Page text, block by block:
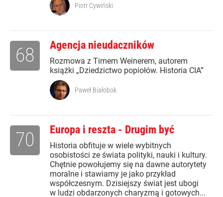
Piotr Cywiński
Agencja nieudaczników
Rozmowa z Timem Weinerem, autorem
książki „Dziedzictwo popiołów. Historia CIA”
68
Paweł Białobok
Europa i reszta - Drugim być
Historia obfituje w wiele wybitnych
osobistości ze świata polityki, nauki i kultury.
Chętnie powołujemy się na dawne autorytety
moralne i stawiamy je jako przykład
współczesnym. Dzisiejszy świat jest ubogi
w ludzi obdarzonych charyzmą i gotowych...
70